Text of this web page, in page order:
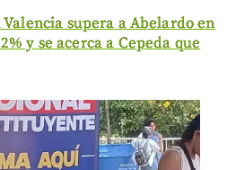
Valencia supera a Abelardo en
y se acerca a Cepeda que